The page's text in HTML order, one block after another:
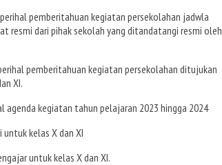
pemberitahuan kegiatan persekolahan jadwla
resmi dari pihak sekolah yang ditandatangi resmi oleh
pemberitahuan kegiatan persekolahan ditujukan
XI.
kegiatan tahun pelajaran 2023 hingga 2024
kelas X dan XI
untuk kelas X dan XI.